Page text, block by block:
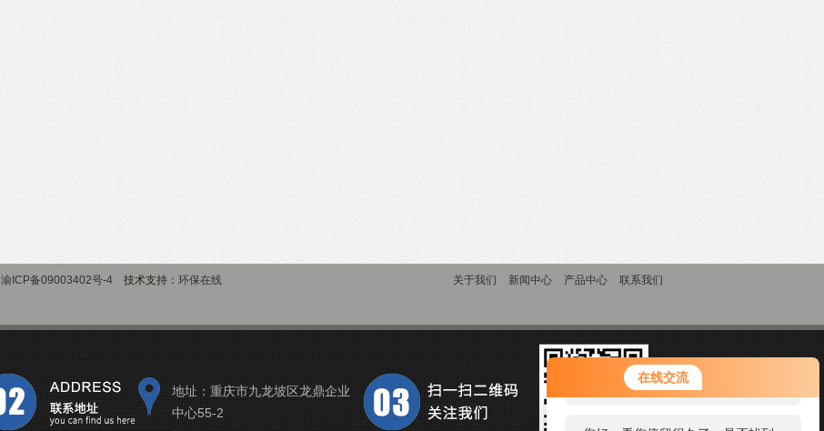
在线交流
您好！欢迎前来咨询，很高兴为您
服务，请问您要咨询什么问题呢？
渝ICP备09003402号-4 技术支持： 环保在线 关于我们 新闻中心 产品中心 联系我们
地址：重庆市九龙坡区龙鼎企业
中心55-2